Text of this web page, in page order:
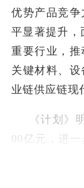
优势产品竞
平显著提升，
重要行业，
关键材料、
业链供应链现
《计划》
00亿元，进